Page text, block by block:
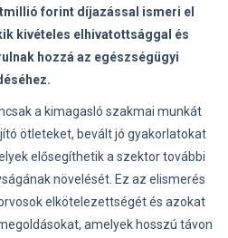
forint díjazással ismeri el
kivételes elhivatottsággal és
hozzá az egészségügyi
a kimagasló szakmai munkát
ötleteket, bevált jó gyakorlatokat
elősegíthetik a szektor további
növelését. Ez az elismerés
elkötelezettségét és azokat
amelyek hosszú távon